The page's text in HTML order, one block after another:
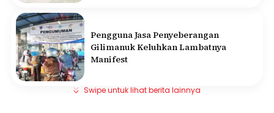
Pengguna Jasa Penyeberangan
Gilimanuk Keluhkan Lambatnya
Manifest
Swipe untuk lihat berita lainnya